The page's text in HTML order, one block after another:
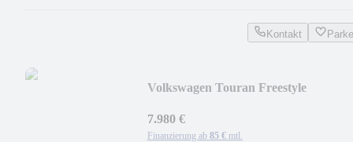
Kontakt
Volkswagen Touran Freestyle
NEU+SHZ+NAVI+KLIMA
7.980 €
Finanzierung ab 85 € mtl.